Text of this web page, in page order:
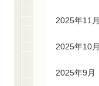
2025年11月
2025年10月
2025年9月